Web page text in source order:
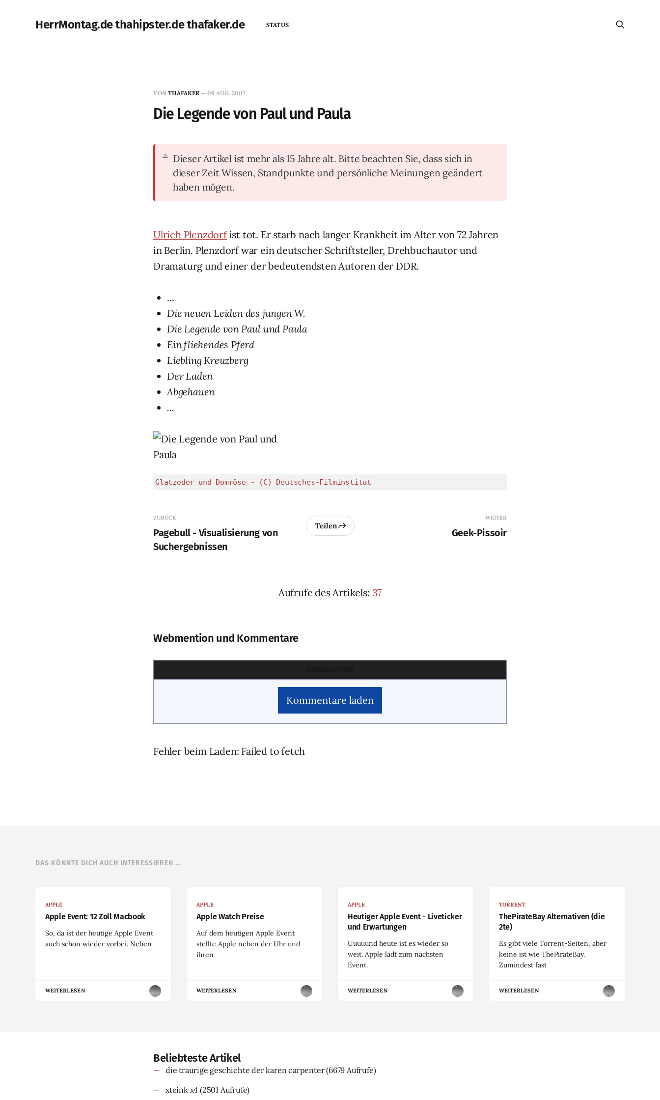
HerrMontag.de thahipster.de thafaker.de STATUS
VON THAFAKER — 09 AUG. 2007
Die Legende von Paul und Paula
Dieser Artikel ist mehr als 15 Jahre alt. Bitte beachten Sie, dass sich in
dieser Zeit Wissen, Standpunkte und persönliche Meinungen geändert
haben mögen.
Ulrich Plenzdorfist tot. Er starb nach langer Krankheit im Alter von 72 Jahren
in Berlin. Plenzdorf war ein deutscher Schriftsteller, Drehbuchautor und
Dramaturg und einer der bedeutendsten Autoren der DDR.
...
Die neuen Leiden des jungen W.
Die Legende von Paul und Paula
Ein fliehendes Pferd
Liebling Kreuzberg
Der Laden
Abgehauen
...
Glatzeder und Domröse - (C) Deutsches-Filminstitut
ZURÜCK
Pagebull - Visualisierung von
Suchergebnissen
Teilen
WEITER
Geek-Pissoir
Aufrufe des Artikels: 37
Webmention und Kommentare
Kommentare laden
Fehler beim Laden: Failed to fetch
DAS KÖNNTE DICH AUCH INTERESSIEREN …
APPLE
Apple Event: 12 Zoll Macbook
So, da ist der heutige Apple Event
auch schon wieder vorbei. Neben
WEITERLESEN
APPLE
Apple Watch Preise
Auf dem heutigen Apple Event
stellte Apple neben der Uhr und
ihren
WEITERLESEN
APPLE
Heutiger Apple Event - Liveticker
und Erwartungen
Uuuuund heute ist es wieder so
weit. Apple lädt zum nächsten
Event.
WEITERLESEN
TORRENT
ThePirateBay Alternativen (die
2te)
Es gibt viele Torrent-Seiten, aber
keine ist wie ThePirateBay.
Zumindest fast
WEITERLESEN
Beliebteste Artikel
die traurige geschichte der karen carpenter(6679 Aufrufe)
xteink x4 (2501 Aufrufe)